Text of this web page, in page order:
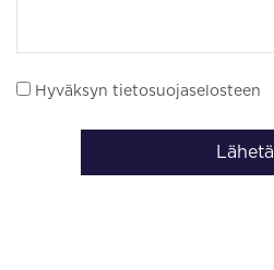
Hyväksyn tietosuojaselosteen
Lähetä